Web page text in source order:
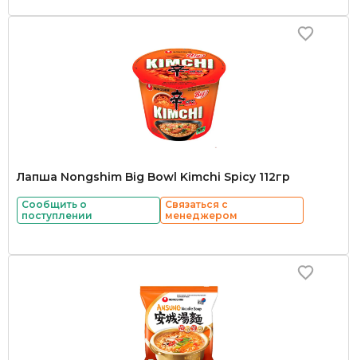
Лапша Nongshim Big Bowl Kimchi Spicy 112гр
Сообщить о
поступлении
Связаться с
менеджером